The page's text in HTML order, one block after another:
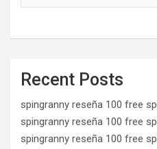
Recent Posts
spingranny reseña 100 free
spingranny reseña 100 free
spingranny reseña 100 free